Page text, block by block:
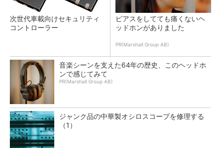
次世代車載向けセキュリティ
コントローラー
ピアスをしてても痛くないヘ
ッドホンがありました
PR(Marshall Group AB)
音楽シーンを支えた64年の歴史、このヘッドホ
ンで感じてみて
PR(Marshall Group AB)
ジャンク品の中華製オシロスコープを修理する
（1）